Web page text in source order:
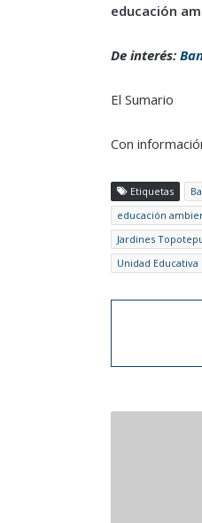
educación
De interés:
El Sumario
Con
Etiquetas
educación
Jardines
Unidad